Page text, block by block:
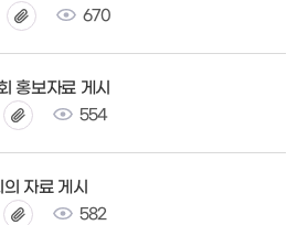
670
홍보자료 게시
554
자료 게시
582